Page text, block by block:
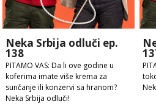
Neka Srbija odluči ep.
138
PITAMO VAS: Da li ove godine u
koferima imate više krema za
sunčanje ili konzervi sa hranom?
Neka Srbija odluči!